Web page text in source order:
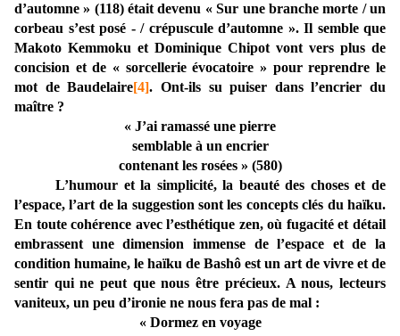
d’automne » (118) était devenu « Sur une branche morte / un
corbeau s’est posé - / crépuscule d’automne ». Il semble que
Makoto Kemmoku et Dominique Chipot vont vers plus de
concision et de « sorcellerie évocatoire » pour reprendre le
mot de Baudelaire[4]. Ont-ils su puiser dans l’encrier du
maître ?
« J’ai ramassé une pierre
semblable à un encrier
contenant les rosées » (580)
L’humour et la simplicité, la beauté des choses et de
l’espace, l’art de la suggestion sont les concepts clés du haïku.
En toute cohérence avec l’esthétique zen, où fugacité et détail
embrassent une dimension immense de l’espace et de la
condition humaine, le haïku de Bashô est un art de vivre et de
sentir qui ne peut que nous être précieux. A nous, lecteurs
vaniteux, un peu d’ironie ne nous fera pas de mal :
« Dormez en voyage